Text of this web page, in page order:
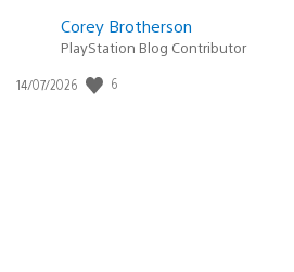
Corey Brotherson
PlayStation Blog Contributor
Fecha
14/07/2026 6